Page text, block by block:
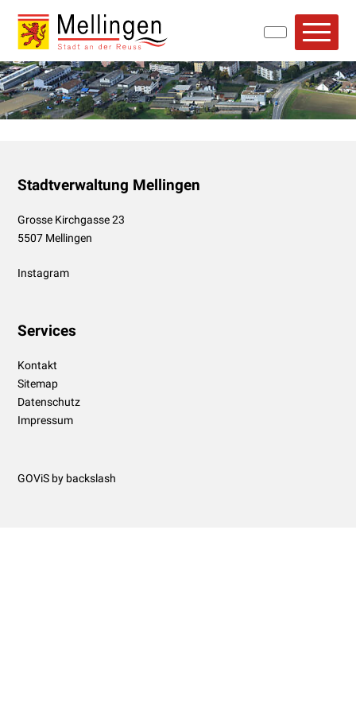
Navigieren in Mellingen
Schnellnavigation
Footer
Stadtverwaltung Mellingen
Grosse Kirchgasse 23
5507 Mellingen
Instagram
Services
Kontakt
Sitemap
Datenschutz
Impressum
GOViS by backslash